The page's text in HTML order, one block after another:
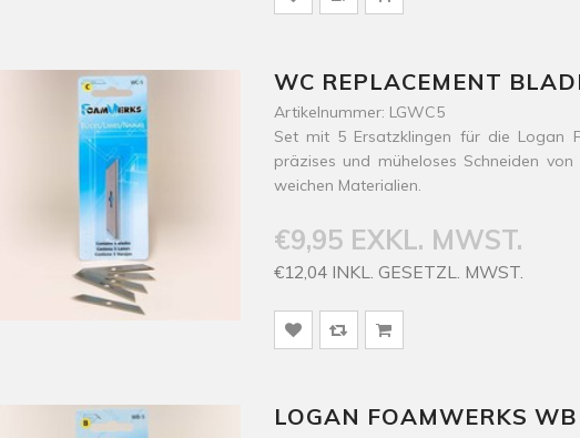
WC REPLACEMENT
Artikelnummer: LGWC5
Set mit 5 Ersatzklingen für die Logan
präzises und müheloses Schneiden
weichen Materialien.
€9,95 EXKL. MWST.
€12,04 INKL. GESETZL. MWST.
LOGAN FOAMWERKS